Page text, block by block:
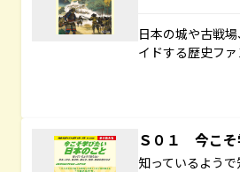
日本の城や古戦
イドする歴史ファ
Ｓ０１ 今こそ
知っているよう